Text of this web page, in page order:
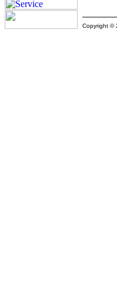
Copyright ©